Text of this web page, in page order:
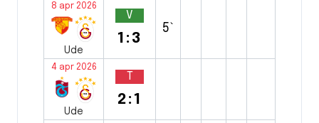
8 apr 2026
Ude
V
1:3
5`
4 apr 2026
Ude
T
2:1